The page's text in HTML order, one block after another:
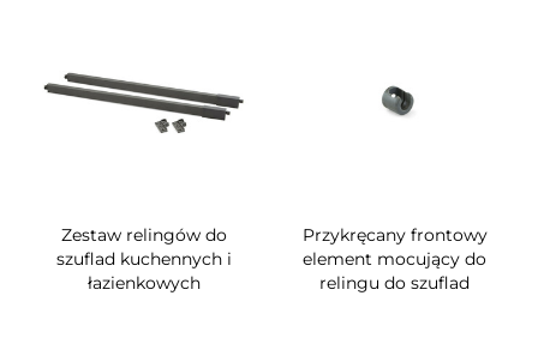
Zestaw relingów do
szuflad kuchennych i
łazienkowych
Przykręcany frontowy
element mocujący do
relingu do szuflad